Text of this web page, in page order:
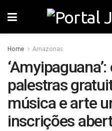
Home Amazonas
palestras
música e arte
inscrições